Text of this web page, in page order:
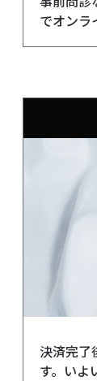
でオンラ
決済完了
す。いよ